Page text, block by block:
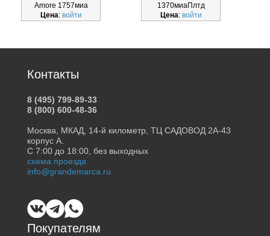
Amore 1757миа
Цена: войти
1370миаПлтд
Цена: войти
Покупателям
Контакты
8 (495) 799-89-33
8 (800) 600-48-36
Москва, МКАД, 14-й километр, ТЦ САДОВОД 2А-43
корпус А.
С 7:00 до 18:00, без выходных
схема проезда
info@grandemarca.ru